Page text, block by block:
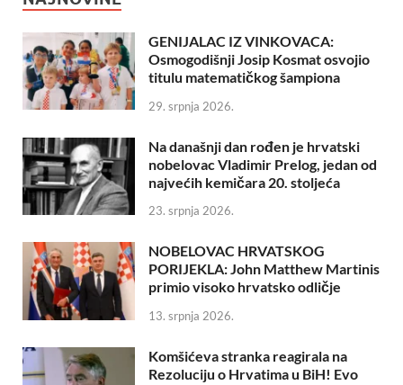
GENIJALAC IZ VINKOVACA:
Osmogodišnji Josip Kosmat osvojio
titulu matematičkog šampiona
29. srpnja 2026.
Na današnji dan rođen je hrvatski
nobelovac Vladimir Prelog, jedan od
najvećih kemičara 20. stoljeća
23. srpnja 2026.
NOBELOVAC HRVATSKOG
PORIJEKLA: John Matthew Martinis
primio visoko hrvatsko odličje
13. srpnja 2026.
Komšićeva stranka reagirala na
Rezoluciju o Hrvatima u BiH! Evo